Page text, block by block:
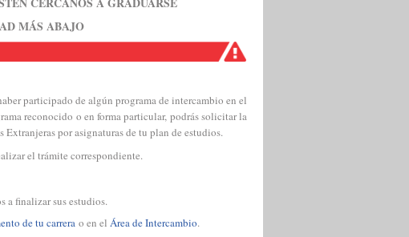
MÁS ABAJO
participado de algún programa de intercambio en el
reconocido o en forma particular, podrás solicitar la
por asignaturas de tu plan de estudios.
el trámite correspondiente.
a finalizar sus estudios.
de tu carrera o en el Área de Intercambio.